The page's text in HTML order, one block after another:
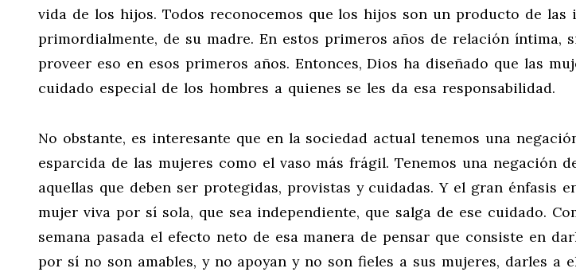
vida de los hijos. Todos reconocemos que los hijos son un producto de las
primordialmente, de su madre. En estos primeros años de relación íntima,
proveer eso en esos primeros años. Entonces, Dios ha diseñado que las
cuidado especial de los hombres a quienes se les da esa responsabilidad.
No obstante, es interesante que en la sociedad actual tenemos una
esparcida de las mujeres como el vaso más frágil. Tenemos una negación
aquellas que deben ser protegidas, provistas y cuidadas. Y el gran énfasis
mujer viva por sí sola, que sea independiente, que salga de ese cuidado.
semana pasada el efecto neto de esa manera de pensar que consiste en
por sí no son amables, y no apoyan y no son fieles a sus mujeres, darles a